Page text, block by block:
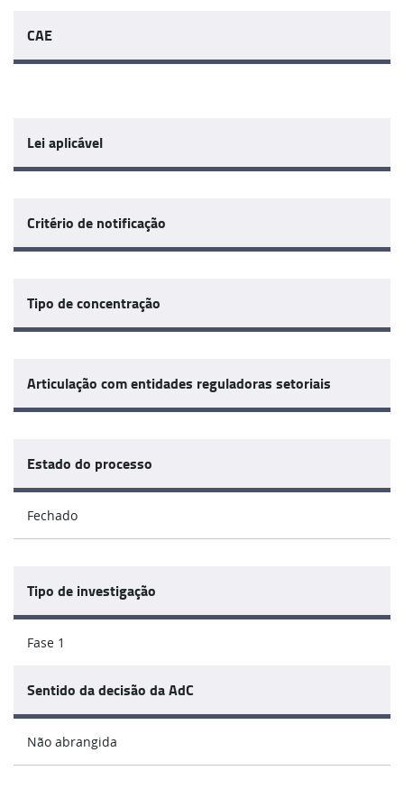
CAE
Lei aplicável
Critério de notificação
Tipo de concentração
Articulação com entidades reguladoras setoriais
Estado do processo
Fechado
Tipo de investigação
Fase 1
Sentido da decisão da AdC
Não abrangida